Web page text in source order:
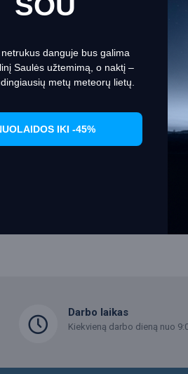
apie slapukus
Darbo laikas
Kiekvieną darbo dieną nuo
danguje bus galima
Saulės užtemimą, o naktį –
metų meteorų lietų.
IKI -45%